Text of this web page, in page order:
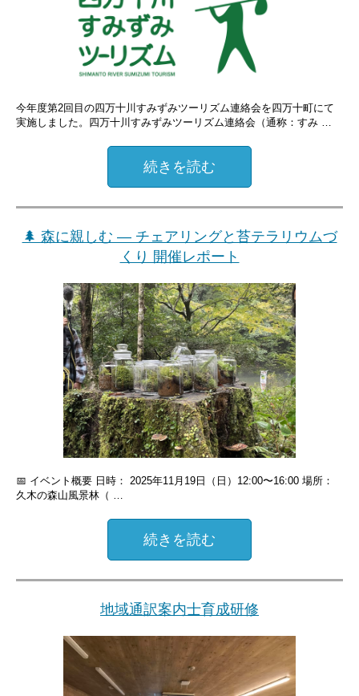
今年度第2回目の四万十川すみずみツーリズム連絡会を四万十町にて
実施しました。四万十川すみずみツーリズム連絡会（通称：すみ …
続きを読む
🌲 森に親しむ ― チェアリングと苔テラリウムづ
くり 開催レポート
📅 イベント概要 日時： 2025年11月19日（日）12:00〜16:00 場所：
久木の森山風景林（ …
続きを読む
地域通訳案内士育成研修